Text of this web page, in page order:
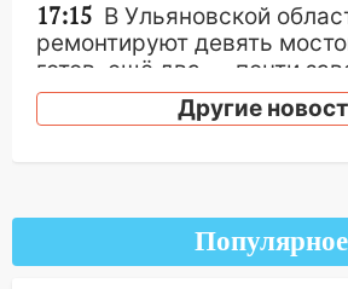
17:15 В Ульяновской
ремонтируют девять
готов, ещё два — почти
17:00
области на 9 августа
Из-за мощной
Другие
Популярное